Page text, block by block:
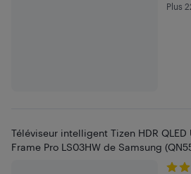
Plus
Plus
Téléviseur intelligent Tizen HDR QLED
Frame Pro LS03HW de Samsung